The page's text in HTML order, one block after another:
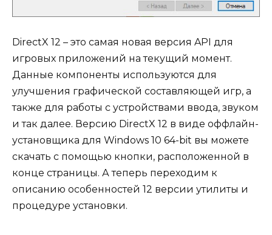
DirectX 12 – это самая новая версия API для
игровых приложений на текущий момент.
Данные компоненты используются для
улучшения графической составляющей игр, а
также для работы с устройствами ввода, звуком
и так далее. Версию DirectX 12 в виде оффлайн-
установщика для Windows 10 64-bit вы можете
скачать с помощью кнопки, расположенной в
конце страницы. А теперь переходим к
описанию особенностей 12 версии утилиты и
процедуре установки.